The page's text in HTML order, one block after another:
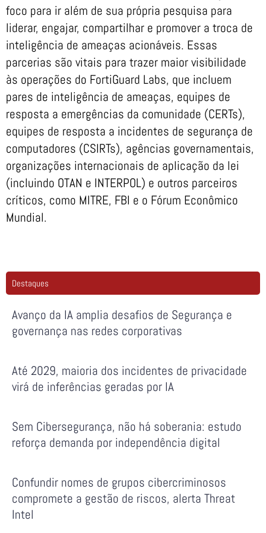
foco para ir além de sua própria pesquisa para
liderar, engajar, compartilhar e promover a troca de
inteligência de ameaças acionáveis. Essas
parcerias são vitais para trazer maior visibilidade
às operações do FortiGuard Labs, que incluem
pares de inteligência de ameaças, equipes de
resposta a emergências da comunidade (CERTs),
equipes de resposta a incidentes de segurança de
computadores (CSIRTs), agências governamentais,
organizações internacionais de aplicação da lei
(incluindo OTAN e INTERPOL) e outros parceiros
críticos, como MITRE, FBI e o Fórum Econômico
Mundial.
Destaques
Avanço da IA amplia desafios de Segurança e
governança nas redes corporativas
Até 2029, maioria dos incidentes de privacidade
virá de inferências geradas por IA
Sem Cibersegurança, não há soberania: estudo
reforça demanda por independência digital
Confundir nomes de grupos cibercriminosos
compromete a gestão de riscos, alerta Threat
Intel